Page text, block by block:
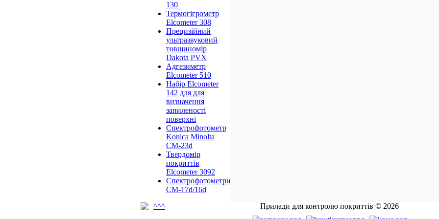
130
Термогігрометр
Elcometer 308
Прецизійний
ультразвуковий
товщиномір
Dakota PVX
Адгезиметр
Elcometer 510
Набір Elcometer
142 для для
визначення
запиленості
поверхні
Спектрофотометр
Konica Minolta
CM-23d
Твердомір
покриттів
Elcometer 3092
Спектрофотометри
CM-17d/16d
^^^
Прилади для контролю покриттів © 2026